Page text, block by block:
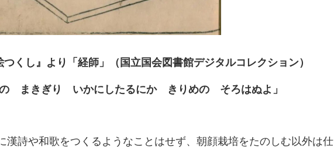
くし』より「経師」（国立国会図書館デジタルコレクション）
まきぎり いかにしたるにか きりめの そろはぬよ」
漢詩や和歌をつくるようなことはせず、朝顔栽培をたのしむ以外は仕